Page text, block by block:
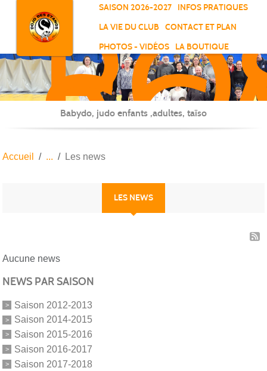
SAISON 2026-2027
INFOS PRATIQUES
LA VIE DU CLUB
CONTACT ET PLAN
PHOTOS - VIDÉOS
LA BOUTIQUE
-
-
Babydo, judo enfants ,adultes, taïso
Accueil Les news
LES NEWS
Aucune news
NEWS PAR SAISON
Saison 2012-2013
Saison 2014-2015
Saison 2015-2016
Saison 2016-2017
Saison 2017-2018
Panneau de gestion des cookies